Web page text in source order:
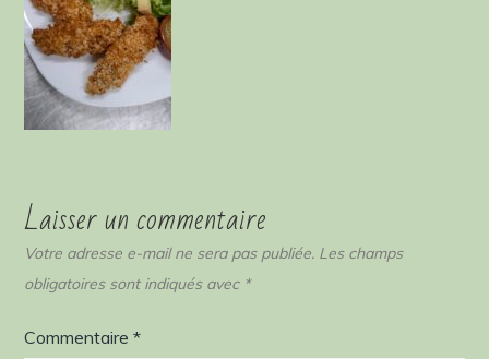
Laisser un commentaire
Votre adresse e-mail ne sera pas publiée. Les champs
obligatoires sont indiqués avec *
Commentaire*